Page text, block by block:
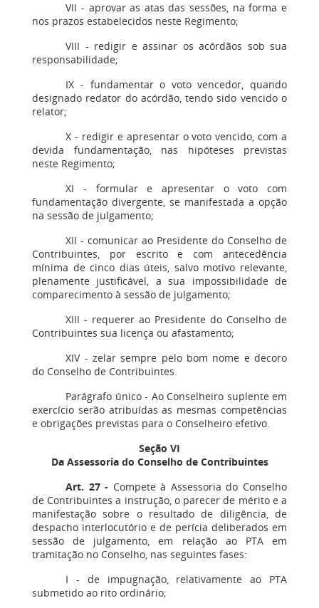
VII - aprovar as atas das sessões, na forma e
nos prazos estabelecidos neste Regimento;
VIII - redigir e assinar os acórdãos sob sua
responsabilidade;
IX - fundamentar o voto vencedor, quando
designado redator do acórdão, tendo sido vencido o
relator;
X - redigir e apresentar o voto vencido, com a
devida fundamentação, nas hipóteses previstas
neste Regimento;
XI - formular e apresentar o voto com
fundamentação divergente, se manifestada a opção
na sessão de julgamento;
XII - comunicar ao Presidente do Conselho de
Contribuintes, por escrito e com antecedência
mínima de cinco dias úteis, salvo motivo relevante,
plenamente justificável, a sua impossibilidade de
comparecimento à sessão de julgamento;
XIII - requerer ao Presidente do Conselho de
Contribuintes sua licença ou afastamento;
XIV - zelar sempre pelo bom nome e decoro
do Conselho de Contribuintes.
Parágrafo único - Ao Conselheiro suplente em
exercício serão atribuídas as mesmas competências
e obrigações previstas para o Conselheiro efetivo.
Seção VI
Da Assessoria do Conselho de Contribuintes
Art. 27 - Compete à Assessoria do Conselho
de Contribuintes a instrução, o parecer de mérito e a
manifestação sobre o resultado de diligência, de
despacho interlocutório e de perícia deliberados em
sessão de julgamento, em relação ao PTA em
tramitação no Conselho, nas seguintes fases:
I - de impugnação, relativamente ao PTA
submetido ao rito ordinário;